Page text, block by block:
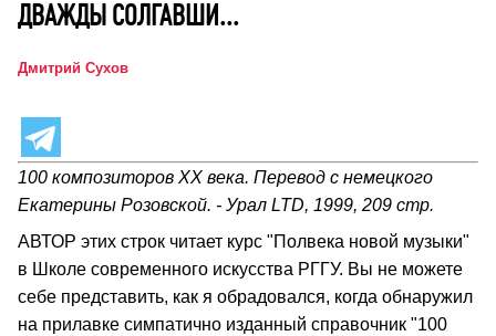
ДВАЖДЫ СОЛГАВШИ...
Дмитрий Сухов
100 композиторов ХХ века. Перевод с немецкого
Екатерины Розовской. - Урал LTD, 1999, 209 стр.
АВТОР этих строк читает курс "Полвека новой музыки"
в Школе современного искусства РГГУ. Вы не можете
себе представить, как я обрадовался, когда обнаружил
на прилавке симпатично изданный справочник "100